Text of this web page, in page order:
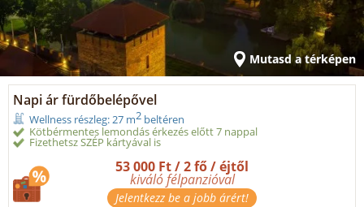
Mutasd a térképen
Napi ár fürdőbelépővel
Wellness részleg: 27 m2 beltéren
Kötbérmentes lemondás érkezés előtt 7 nappal
Fizethetsz SZÉP kártyával is
53 000 Ft / 2 fő / éjtől
kiváló félpanzióval
Jelentkezz be a jobb árért!